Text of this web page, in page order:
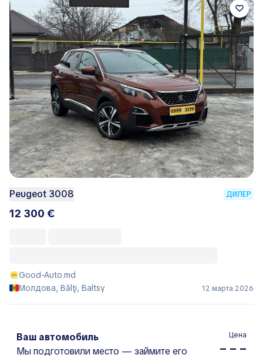
Peugeot 3008 ДИЛЕР
12 300 €
Good-Auto.md
Молдова, Bălţi, Baltsy
12 марта 2026
Ваш автомобиль
Мы подготовили место — займите его
Цена
– – –